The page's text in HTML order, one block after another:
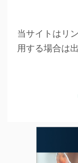
当サイトはリ
用する場合は